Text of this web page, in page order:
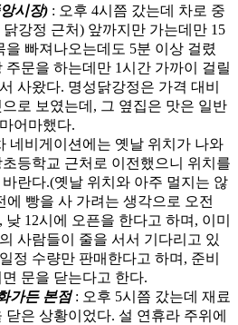
시장) : 오후 4시쯤 갔는데 차로 중
강정 근처) 앞까지만 가는데만 15
을 빠져나오는데도 5분 이상 걸렸
주문을 하는데만 1시간 가까이 걸릴
사왔다. 명성닭강정은 가격 대비
로 보였는데, 그 옆집은 맛은 일반
어마했다.
네비게이션에는 옛날 위치가 나와
등학교 근처로 이전했으니 위치를
란다.(옛날 위치와 아주 멀지는 않
에 빵을 사 가려는 생각으로 오전
낮 12시에 오픈을 한다고 하며, 이미
사람들이 줄을 서서 기다리고 있
정 수량만 판매한다고 하며, 준비
문을 닫는다고 한다.
가든 본점: 오후 5시쯤 갔는데 재료
닫은 상황이었다. 설 연휴라 주위에